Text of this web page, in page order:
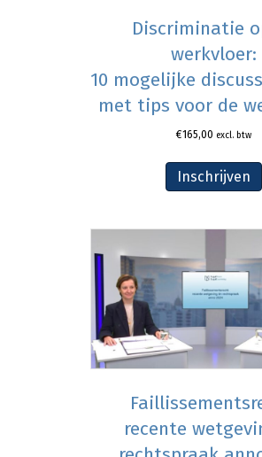
Discriminatie
werkvloer:
10 mogelijke
met tips voor de
€165,00 excl. btw
Inschrijven
recente